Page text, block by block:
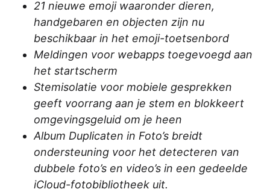
21 nieuwe emoji waaronder dieren,
handgebaren en objecten zijn nu
beschikbaar in het emoji-toetsenbord
Meldingen voor webapps toegevoegd aan
het startscherm
Stemisolatie voor mobiele gesprekken
geeft voorrang aan je stem en blokkeert
omgevingsgeluid om je heen
Album Duplicaten in Foto’s breidt
ondersteuning voor het detecteren van
dubbele foto’s en video’s in een gedeelde
iCloud-fotobibliotheek uit.